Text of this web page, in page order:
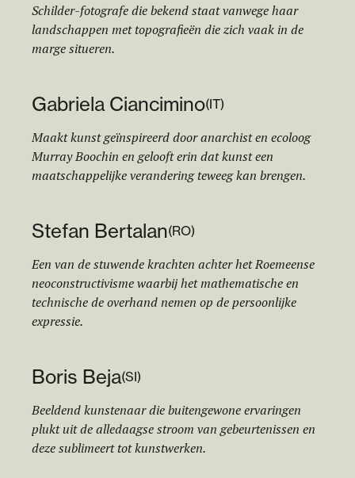
Schilder-fotografe die bekend staat vanwege haar
landschappen met topografieën die zich vaak in de
marge situeren.
Gabriela Ciancimino(IT)
Maakt kunst geïnspireerd door anarchist en ecoloog
Murray Boochin en gelooft erin dat kunst een
maatschappelijke verandering teweeg kan brengen.
Stefan Bertalan(RO)
Een van de stuwende krachten achter het Roemeense
neoconstructivisme waarbij het mathematische en
technische de overhand nemen op de persoonlijke
expressie.
Boris Beja(SI)
Beeldend kunstenaar die buitengewone ervaringen
plukt uit de alledaagse stroom van gebeurtenissen en
deze sublimeert tot kunstwerken.